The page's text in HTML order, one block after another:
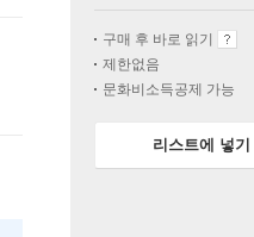
구매 후 바로 읽기
제한없음
문화비소득공제 가능
리스트에 넣기